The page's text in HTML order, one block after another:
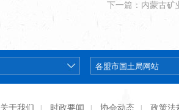
下一篇：内蒙古矿
关于我们 时政要闻 协会动态 政策法